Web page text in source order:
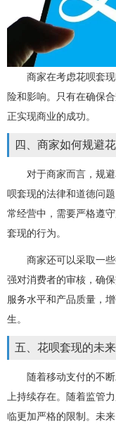
商家在考虑花呗套
险和影响。只有在确保
正实现商业的成功。
四、商家如何规避
对于商家而言，规
呗套现的法律和道德问
常经营中，需要严格遵
套现的行为。
商家还可以采取一
强对消费者的审核，确
服务水平和产品质量，
生。
五、花呗套现的未
随着移动支付的不
上持续存在。随着监管
临更加严格的限制。未